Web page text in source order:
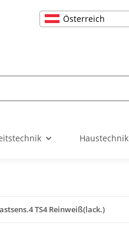
Österreich
Haustechnik
TS4 Reinweiß(lack.)